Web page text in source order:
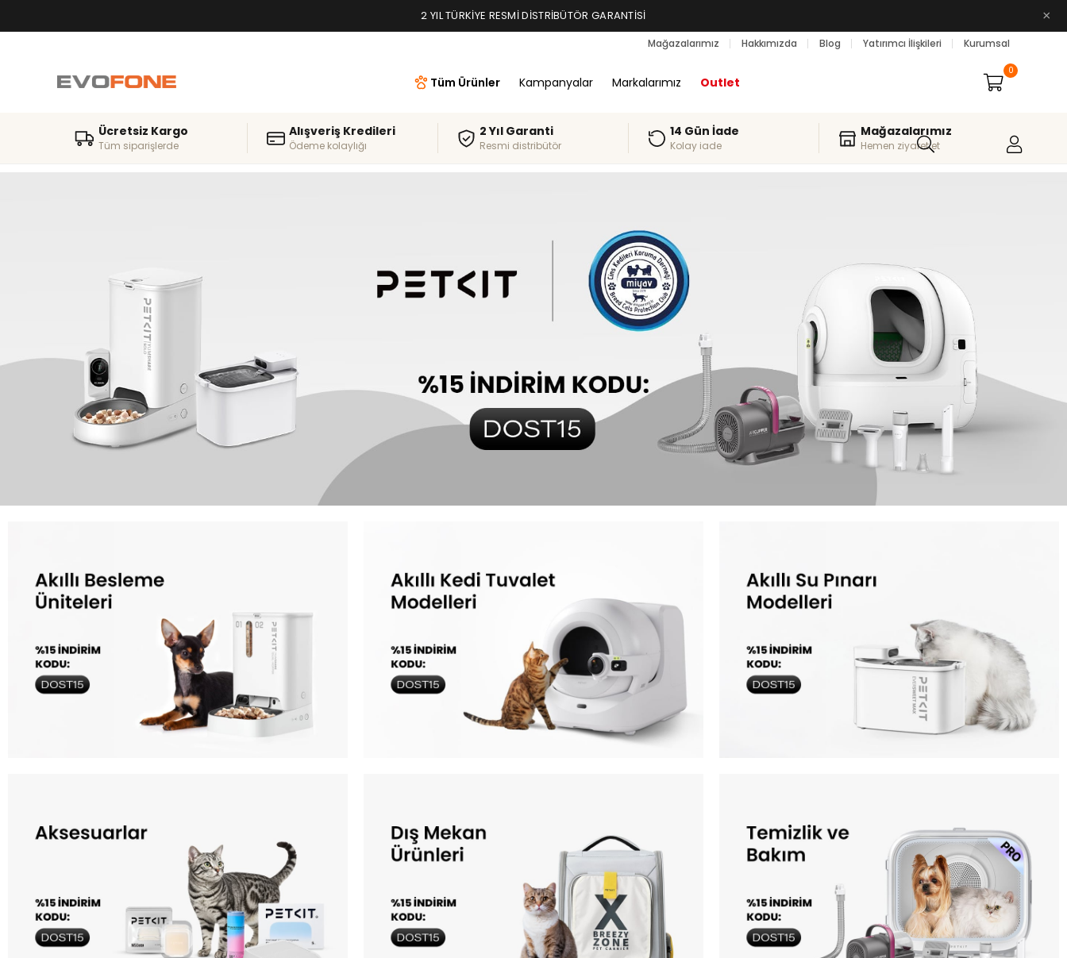
2 YIL TÜRKIYE RESMI DISTRIBÜTÖR GARANTISI ×
Mağazalarımız Hakkımızda Blog Yatırımcı İlişkileri Kurumsal
Tüm Ürünler Kampanyalar Markalarımız Outlet
0
Ücretsiz Kargo
Tüm siparişlerde
Alışveriş Kredileri
Ödeme kolaylığı
2 Yıl Garanti
Resmi distribütör
14 Gün İade
Kolay iade
Mağazalarımız
Hemen ziyaret et